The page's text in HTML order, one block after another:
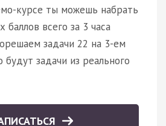
курсе ты можешь набрать
баллов всего за 3 часа
задачи 22 на 3-ем
будут задачи из реального